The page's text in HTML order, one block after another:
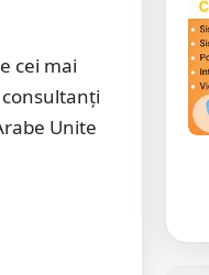
cei mai
Unite